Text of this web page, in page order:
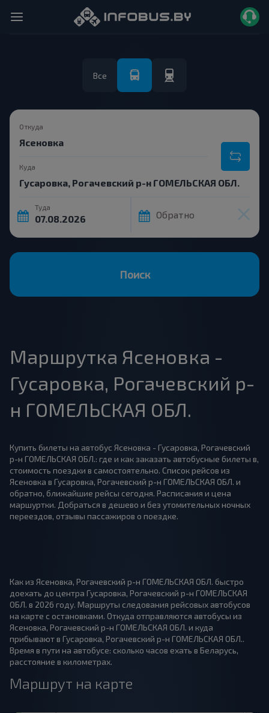
Все
Откуда
Куда
Туда
Обратно
Поиск
Маршрутка Ясеновка -
Гусаровка, Рогачевский р-
н ГОМЕЛЬСКАЯ ОБЛ.
Купить билеты на автобус Ясеновка - Гусаровка, Рогачевский
р-н ГОМЕЛЬСКАЯ ОБЛ.: где и как заказать автобусные билеты в,
стоимость поездки в самостоятельно. Список рейсов из
Ясеновка в Гусаровка, Рогачевский р-н ГОМЕЛЬСКАЯ ОБЛ. и
обратно, ближайшие рейсы сегодня. Расписания и цена
маршуртки. Добраться в дешево и без утомительных ночных
переездов, отзывы пассажиров о поездке.
Как из Ясеновка, Рогачевский р-н ГОМЕЛЬСКАЯ ОБЛ. быстро
доехать до центра Гусаровка, Рогачевский р-н ГОМЕЛЬСКАЯ
ОБЛ. в 2026 году. Маршруты следования рейсовых автобусов
на карте с остановками. Откуда отправляются автобусы из
Ясеновка, Рогачевский р-н ГОМЕЛЬСКАЯ ОБЛ. и куда
прибывают в Гусаровка, Рогачевский р-н ГОМЕЛЬСКАЯ ОБЛ..
Время в пути на автобусе: сколько часов ехать в Беларусь,
расстояние в километрах.
Маршрут на карте